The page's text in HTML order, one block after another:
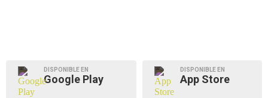
DISPONIBLE EN
Google Play
DISPONIBLE EN
App Store